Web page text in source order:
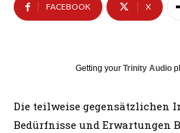
FACEBOOK X
Getting your Trinity Audio
Die teilweise gegensätzlichen
Bedürfnisse und Erwartungen